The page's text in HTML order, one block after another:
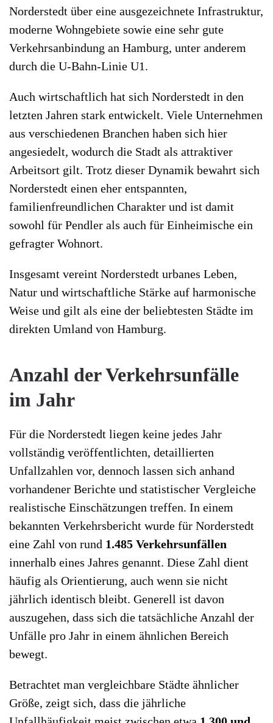
Norderstedt über eine ausgezeichnete Infrastruktur,
moderne Wohngebiete sowie eine sehr gute
Verkehrsanbindung an Hamburg, unter anderem
durch die U-Bahn-Linie U1.
Auch wirtschaftlich hat sich Norderstedt in den
letzten Jahren stark entwickelt. Viele Unternehmen
aus verschiedenen Branchen haben sich hier
angesiedelt, wodurch die Stadt als attraktiver
Arbeitsort gilt. Trotz dieser Dynamik bewahrt sich
Norderstedt einen eher entspannten,
familienfreundlichen Charakter und ist damit
sowohl für Pendler als auch für Einheimische ein
gefragter Wohnort.
Insgesamt vereint Norderstedt urbanes Leben,
Natur und wirtschaftliche Stärke auf harmonische
Weise und gilt als eine der beliebtesten Städte im
direkten Umland von Hamburg.
Anzahl der Verkehrsunfälle
im Jahr
Für die Norderstedt liegen keine jedes Jahr
vollständig veröffentlichten, detaillierten
Unfallzahlen vor, dennoch lassen sich anhand
vorhandener Berichte und statistischer Vergleiche
realistische Einschätzungen treffen. In einem
bekannten Verkehrsbericht wurde für Norderstedt
eine Zahl von rund 1.485 Verkehrsunfällen
innerhalb eines Jahres genannt. Diese Zahl dient
häufig als Orientierung, auch wenn sie nicht
jährlich identisch bleibt. Generell ist davon
auszugehen, dass sich die tatsächliche Anzahl der
Unfälle pro Jahr in einem ähnlichen Bereich
bewegt.
Betrachtet man vergleichbare Städte ähnlicher
Größe, zeigt sich, dass die jährliche